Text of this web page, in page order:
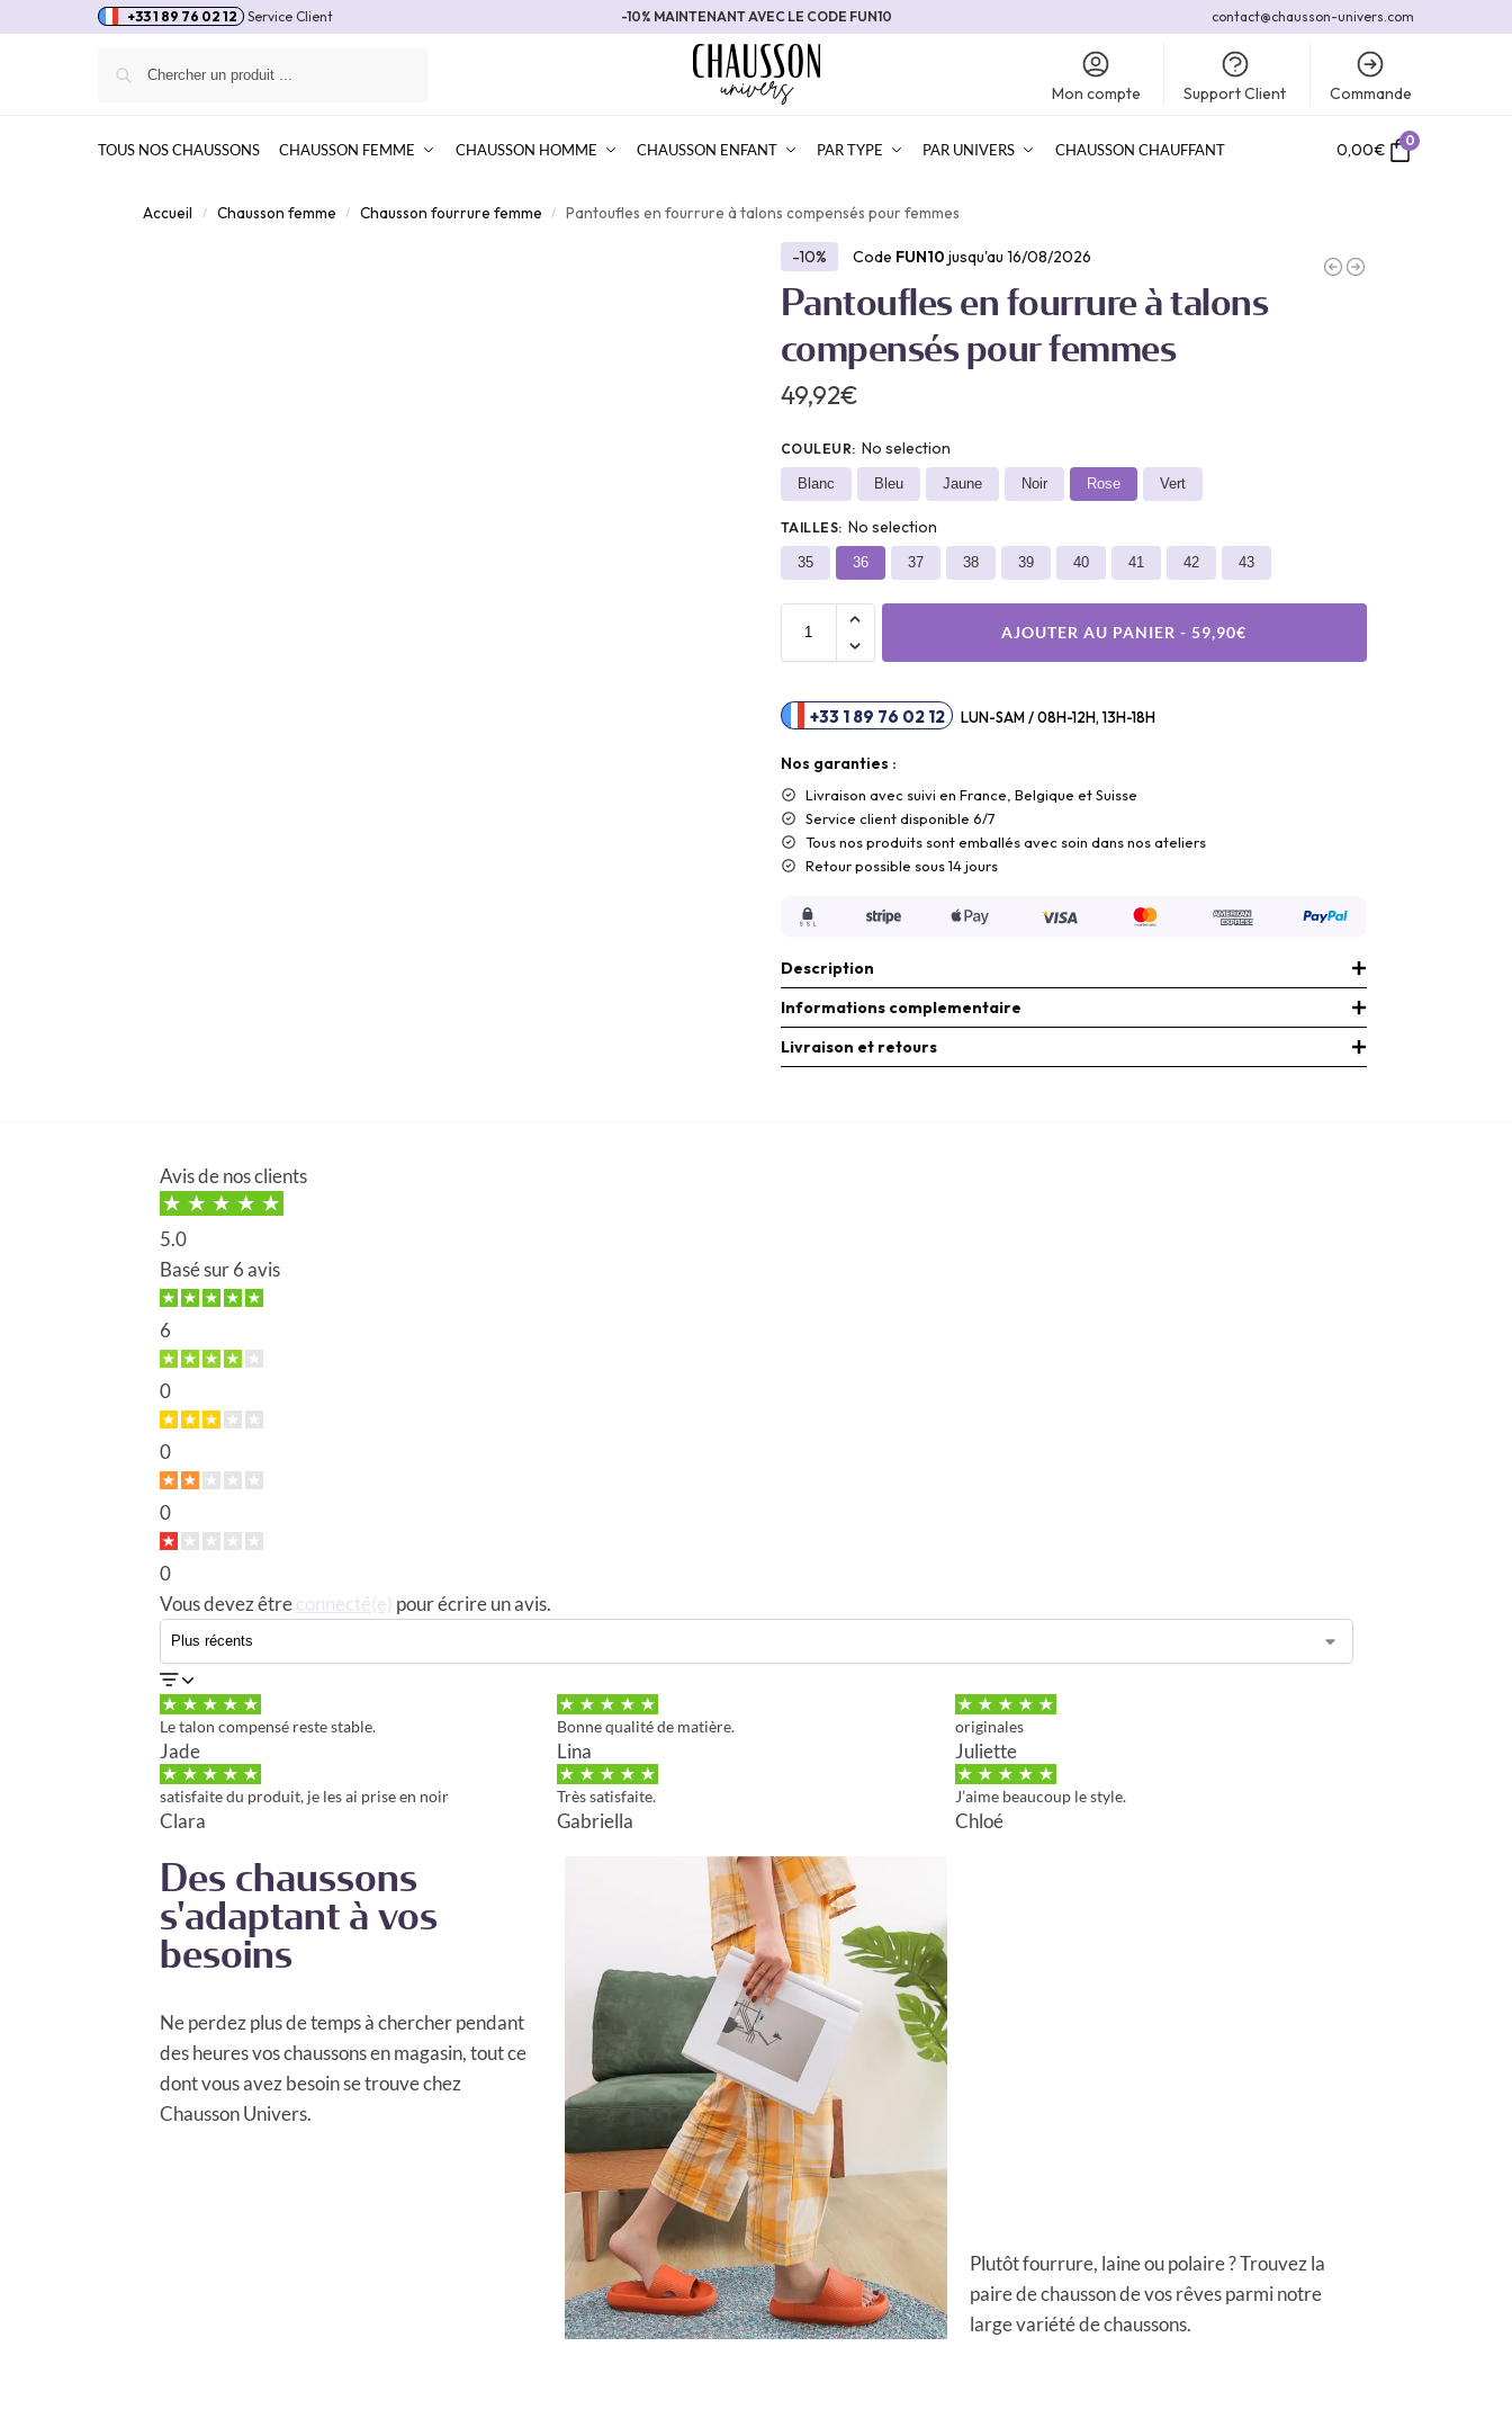
+33 1 89 76 02 12 Service Client -10% MAINTENANT AVEC LE CODE FUN10 contact@chausson-univers.com
Mon compte Support Client Commande
TOUS NOS CHAUSSONS CHAUSSON FEMME CHAUSSON HOMME CHAUSSON ENFANT PAR TYPE PAR UNIVERS CHAUSSON CHAUFFANT
0
0,00€
Accueil / Chausson femme / Chausson fourrure femme / Pantoufles en fourrure à talons compensés pour femmes
-10% Code FUN10 jusqu'au 16/08/2026
Pantoufles en fourrure à talons
compensés pour femmes
49,92€
COULEUR: No selection
Blanc Bleu Jaune Noir Rose Vert
TAILLES: No selection
35 36 37 38 39 40 41 42 43
AJOUTER AU PANIER - 59,90€
+33 1 89 76 02 12 LUN-SAM / 08H-12H, 13H-18H
Nos garanties :
Livraison avec suivi en France, Belgique et Suisse
Service client disponible 6/7
Tous nos produits sont emballés avec soin dans nos ateliers
Retour possible sous 14 jours
Description
Informations complementaire
Livraison et retours
Avis de nos clients
5.0
Basé sur6 avis
6
0
0
0
0
Vous devez êtreconnecté(e) pour écrire un avis.
Le talon compensé reste stable.
Jade
Bonne qualité de matière.
Lina
originales
Juliette
satisfaite du produit, je les ai prise en noir
Clara
Très satisfaite.
Gabriella
J’aime beaucoup le style.
Chloé
Des chaussons
s'adaptant à vos
besoins
Ne perdez plus de temps à chercher pendant
des heures vos chaussons en magasin, tout ce
dont vous avez besoin se trouve chez
Chausson Univers.
Plutôt fourrure, laine ou polaire ? Trouvez la
paire de chausson de vos rêves parmi notre
large variété de chaussons.